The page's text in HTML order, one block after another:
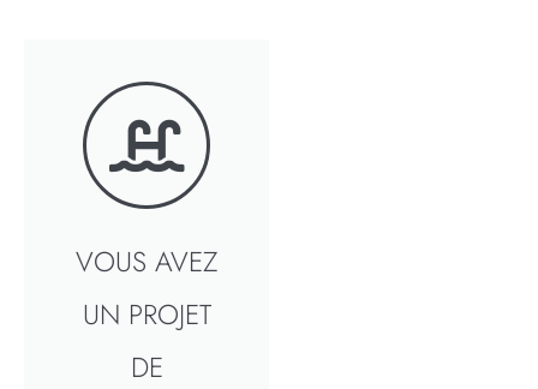
VOUS AVEZ
UN PROJET
DE